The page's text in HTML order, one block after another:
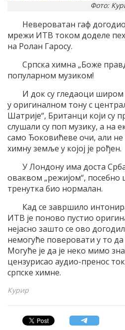
Фото:
Невероватан гаф
мрежи ИТВ током доделе
на Ролан Гаросу.
Српска химна „Боже
популарном музиком!
И док су гледаоци широм
у оригиналном тону с
Шатрије“, Британци који су
слушали су поп музику, а на
само Ђоковићеве очи, али не
химну земље у којој је рођен.
У Лондону има доста
оваквом „режијом“, посебно
тренутка био нормалан.
Кад се завршило
ИТВ је поново пустио
нејасно зашто се ово
немогуће поверовати у то да
Могуће је да је неко мимо
цензурисао аудио-пренос
српске химне.
Курир